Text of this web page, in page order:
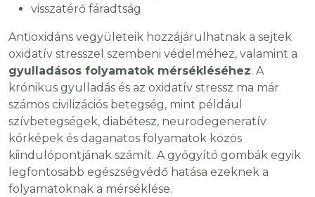
visszatérő fáradtság
Antioxidáns vegyületeik hozzájárulhatnak a sejtek
oxidatív stresszel szembeni védelméhez, valamint a
gyulladásos folyamatok mérsékléséhez. A
krónikus gyulladás és az oxidatív stressz ma már
számos civilizációs betegség, mint például
szívbetegségek, diabétesz, neurodegeneratív
kórképek és daganatos folyamatok közös
kiindulópontjának számít. A gyógyító gombák egyik
legfontosabb egészségvédő hatása ezeknek a
folyamatoknak a mérséklése.